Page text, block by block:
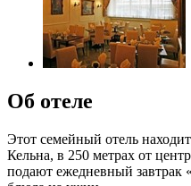
Об отеле
Этот семейный отель
Кельна, в 250 метрах от
подают ежедневный завтрак